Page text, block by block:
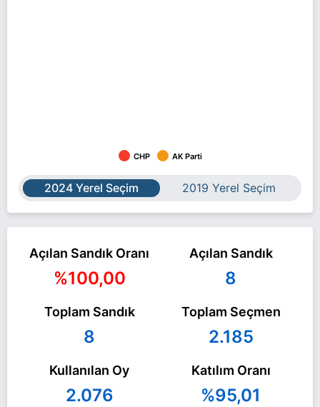
CHP AK Parti
2024 Yerel Seçim 2019 Yerel Seçim
Açılan Sandık Oranı
%100,00
Açılan Sandık
8
Toplam Sandık
8
Toplam Seçmen
2.185
Kullanılan Oy
2.076
Katılım Oranı
%95,01